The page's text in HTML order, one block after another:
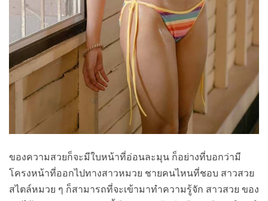
ของความสวยก็จะมีใบหน้าที่อ่อนละมุน ก็อย่างที่บอกว่ามี
โครงหน้าที่ออกไปทางสาวหมวย ชายคนไหนที่ชอบ สาวสวย
สไตล์หมวย ๆ ก็สามารถที่จะเข้ามาทำความรู้จัก สาวสวย ของ